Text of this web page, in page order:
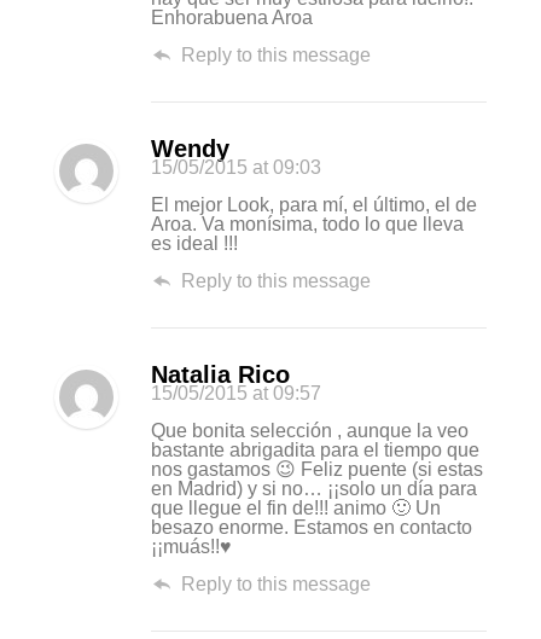
Enhorabuena Aroa
Reply to this message
Wendy
15/05/2015 at 09:03
El mejor Look, para mí, el último, el de
Aroa. Va monísima, todo lo que lleva
es ideal !!!
Reply to this message
Natalia Rico
15/05/2015 at 09:57
Que bonita selección , aunque la veo
bastante abrigadita para el tiempo que
nos gastamos 😉 Feliz puente (si estas
en Madrid) y si no… ¡¡solo un día para
que llegue el fin de!!! animo 🙂 Un
besazo enorme. Estamos en contacto
¡¡muás!!♥
Reply to this message